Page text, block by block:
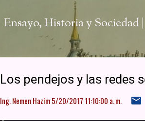
Ensayo, Historia y Sociedad
Los pendejos y las redes
Ing. Nemen Hazim5/20/2017 11:10:00 a. m.